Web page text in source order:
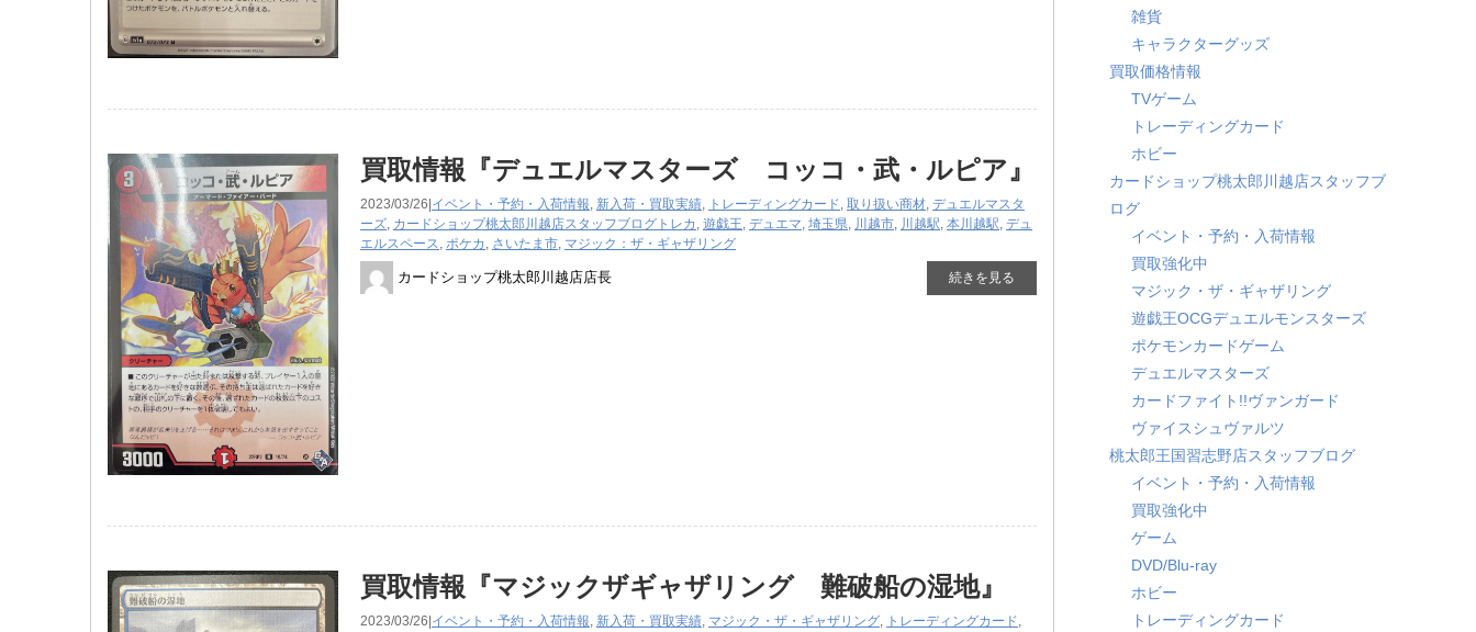
買取情報『デュエルマスターズ コッコ・武・ルピア』
2023/03/26|イベント・予約・入荷情報 新入荷・買取実績 トレーディングカード 取り扱い商材 デュエルマスタ
ーズ カードショップ桃太郎川越店スタッフブログ トレカ 遊戯王 デュエマ 埼玉県 川越市 川越駅 本川越駅 デュ
エルスペース
ポケカ さいたま市 マジック：ザ・ギャザリング
カードショップ桃太郎川越店店長 続きを見る
買取情報『マジックザギャザリング 難破船の湿地』
2023/03/26| イベント・予約・入荷情報, 新入荷・買取実績, マジック・ザ・ギャザリング, トレーディングカード,
雑貨
キャラクターグッズ
買取価格情報
TVゲーム
トレーディングカード
ホビー
カードショップ桃太郎川越店スタッフブ
ログ
イベント・予約・入荷情報
買取強化中
マジック・ザ・ギャザリング
遊戯王OCGデュエルモンスターズ
ポケモンカードゲーム
デュエルマスターズ
カードファイト!!ヴァンガード
ヴァイスシュヴァルツ
桃太郎王国習志野店スタッフブログ
イベント・予約・入荷情報
買取強化中
ゲーム
DVD/Blu-ray
ホビー
トレーディングカード